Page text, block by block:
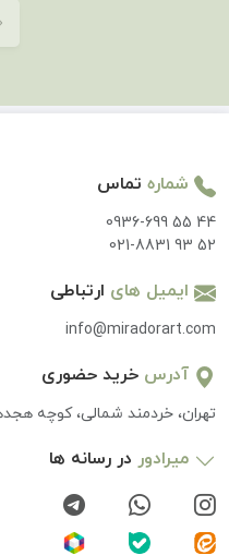
شماره تماس
0936-699 55 44
021-8831 93 52
ایمیل های ارتباطی
info@miradorart.com
آدرس خرید حضوری
تهران، خردمند شمالی، کوچه
میرادور در رسانه ها